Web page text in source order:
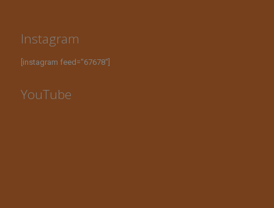
Instagram
[instagram feed="67678"]
YouTube